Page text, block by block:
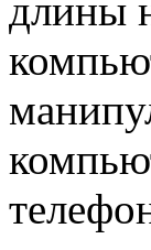
длины